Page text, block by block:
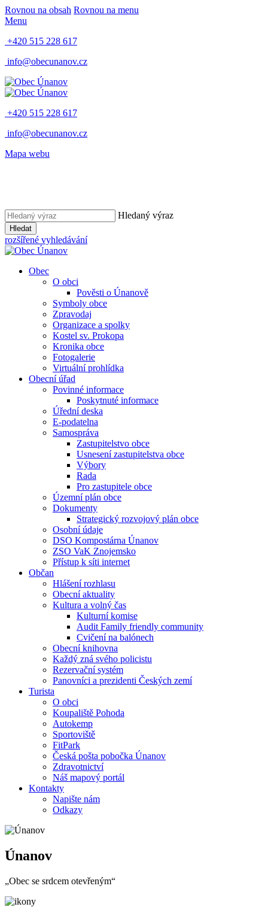
Rovnou na obsah Rovnou na menu
Menu
+420 515 228 617
info@obecunanov.cz
+420 515 228 617
info@obecunanov.cz
Mapa webu
Hledaný výraz
Hledat
rozšířené vyhledávání
Obec
O obci
Pověsti o Únanově
Symboly obce
Zpravodaj
Organizace a spolky
Kostel sv. Prokopa
Kronika obce
Fotogalerie
Virtuální prohlídka
Obecní úřad
Povinné informace
Poskytnuté informace
Úřední deska
E-podatelna
Samospráva
Zastupitelstvo obce
Usnesení zastupitelstva obce
Výbory
Rada
Pro zastupitele obce
Územní plán obce
Dokumenty
Strategický rozvojový plán obce
Osobní údaje
DSO Kompostárna Únanov
ZSO VaK Znojemsko
Přístup k síti internet
Občan
Hlášení rozhlasu
Obecní aktuality
Kultura a volný čas
Kulturní komise
Audit Family friendly community
Cvičení na balónech
Obecní knihovna
Každý zná svého policistu
Rezervační systém
Panovníci a prezidenti Českých zemí
Turista
O obci
Koupaliště Pohoda
Autokemp
Sportoviště
FitPark
Česká pošta pobočka Únanov
Zdravotnictví
Náš mapový portál
Kontakty
Napište nám
Odkazy
Únanov
„Obec se srdcem otevřeným“